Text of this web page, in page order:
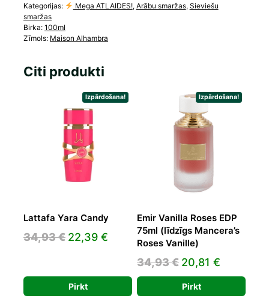
daudzums
Kategorijas:
Mega ATLAIDES!, Arābu smaržas, Sieviešu
smaržas
Birka: 100ml
Zīmols: Maison Alhambra
Citi produkti
Izpārdošana!
Lattafa Yara Candy
34,93€ Original
34,93 €.
22,39 € Current
Pirkt
Izpārdošana!
Emir Vanilla Roses EDP
75ml (līdzīgs Mancera’s
Roses Vanille)
34,93€ Original
price
was:
20,81 €
price
is:
Pirkt